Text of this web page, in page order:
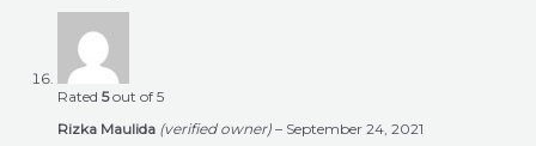
Rated 5out of 5
Rizka Maulida (verified owner) – September 24, 2021